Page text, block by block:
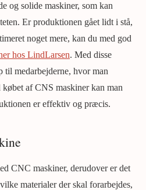
og solide maskiner, som kan
Er produktionen gået lidt i stå,
noget mere, kan du med god
hos LindLarsen. Med disse
medarbejderne, hvor man
af CNS maskiner kan man
er effektiv og præcis.
CNC maskiner, derudover er det
materialer der skal forarbejdes,